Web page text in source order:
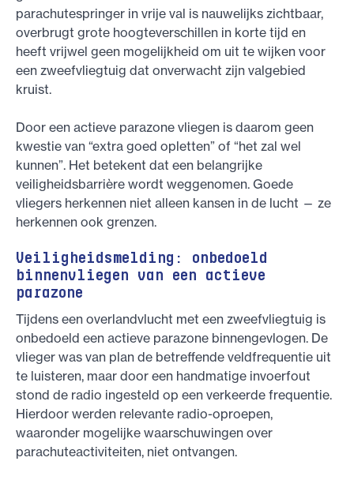
parachutespringer in vrije val is nauwelijks zichtbaar,
overbrugt grote hoogteverschillen in korte tijd en
heeft vrijwel geen mogelijkheid om uit te wijken voor
een zweefvliegtuig dat onverwacht zijn valgebied
kruist.
Door een actieve parazone vliegen is daarom geen
kwestie van “extra goed opletten” of “het zal wel
kunnen”. Het betekent dat een belangrijke
veiligheidsbarrière wordt weggenomen. Goede
vliegers herkennen niet alleen kansen in de lucht — ze
herkennen ook grenzen.
Veiligheidsmelding: onbedoeld
binnenvliegen van een actieve
parazone
Tijdens een overlandvlucht met een zweefvliegtuig is
onbedoeld een actieve parazone binnengevlogen. De
vlieger was van plan de betreffende veldfrequentie uit
te luisteren, maar door een handmatige invoerfout
stond de radio ingesteld op een verkeerde frequentie.
Hierdoor werden relevante radio-oproepen,
waaronder mogelijke waarschuwingen over
parachuteactiviteiten, niet ontvangen.